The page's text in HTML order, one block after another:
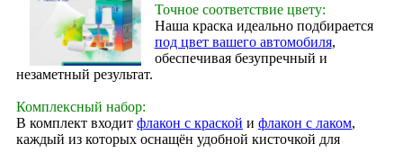
Точное соответствие цвету:
Наша краска идеально подбирается
под цвет вашего автомобиля,
обеспечивая безупречный и
незаметный результат.
Комплексный набор:
В комплект входит флакон с краской и флакон с лаком,
каждый из которых оснащён удобной кисточкой для